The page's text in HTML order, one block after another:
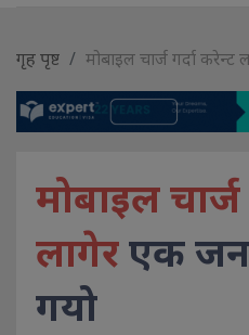
गृह पृष्ट मोबाइल चार्ज गर्दा
मोबाइल चार्ज
लागेरएक
गयो